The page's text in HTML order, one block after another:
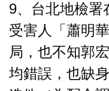
9、台北地檢署
受害人「蕭明
局，也不知郭
均錯誤，也缺